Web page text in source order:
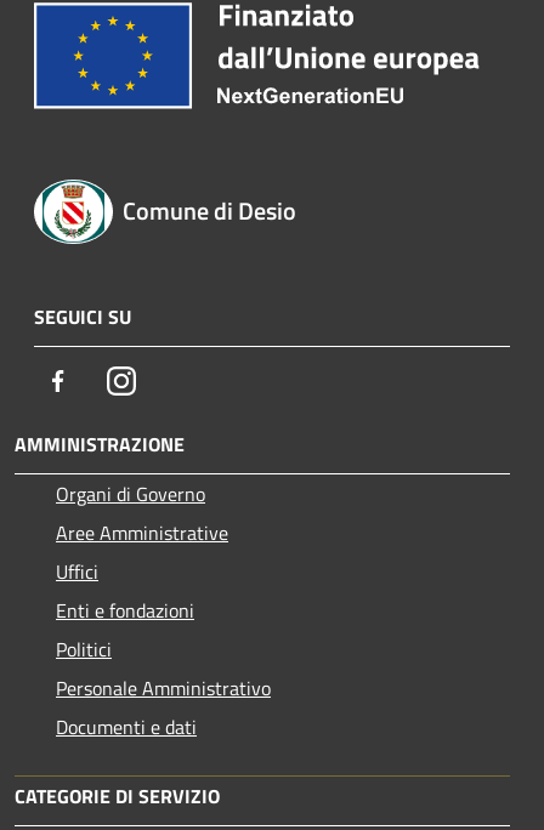
Comune di Desio
SEGUICI SU
FacebookInstagram
AMMINISTRAZIONE
Organi di Governo
Aree Amministrative
Uffici
Enti e fondazioni
Politici
Personale Amministrativo
Documenti e dati
CATEGORIE DI SERVIZIO